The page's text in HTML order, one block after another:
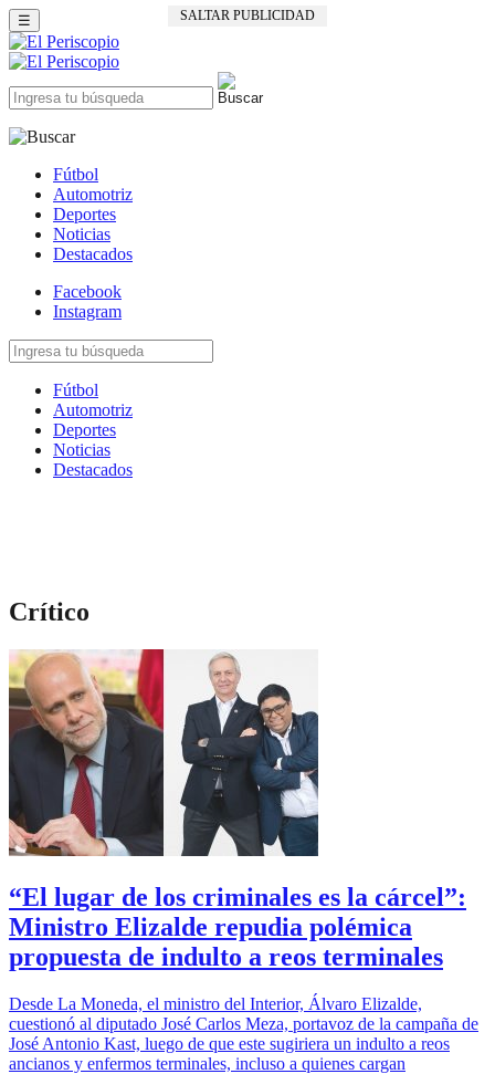
SALTAR PUBLICIDAD
☰
Fútbol
Automotriz
Deportes
Noticias
Destacados
Facebook
Instagram
Fútbol
Automotriz
Deportes
Noticias
Destacados
Crítico
“El lugar de los criminales es la cárcel”:
Ministro Elizalde repudia polémica
propuesta de indulto a reos terminales
Desde La Moneda, el ministro del Interior, Álvaro Elizalde,
cuestionó al diputado José Carlos Meza, portavoz de la campaña de
José Antonio Kast, luego de que este sugiriera un indulto a reos
ancianos y enfermos terminales, incluso a quienes cargan